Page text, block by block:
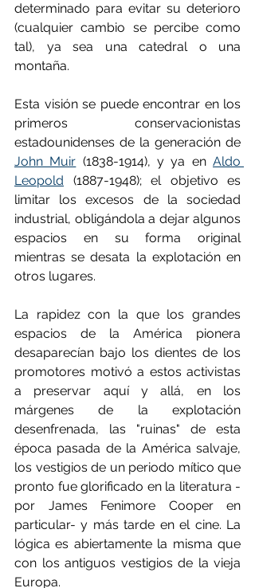
determinado para evitar su deterioro
(cualquier cambio se percibe como
tal), ya sea una catedral o una
montaña.
Esta visión se puede encontrar en los
primeros conservacionistas
John Muir (1838-1914), y ya en Aldo
Leopold (1887-1948); el objetivo es
limitar los excesos de la sociedad
industrial, obligándola a dejar algunos
espacios en su forma original
mientras se desata la explotación en
otros lugares.
La rapidez con la que los grandes
espacios de la América pionera
desaparecían bajo los dientes de los
promotores motivó a estos activistas
a preservar aquí y allá, en los
márgenes de la explotación
desenfrenada, las "ruinas" de esta
época pasada de la América salvaje,
los vestigios de un periodo mítico que
pronto fue glorificado en la literatura -
por James Fenimore Cooper en
particular- y más tarde en el cine. La
lógica es abiertamente la misma que
con los antiguos vestigios de la vieja
Europa.